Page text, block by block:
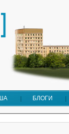
БЛОГИ